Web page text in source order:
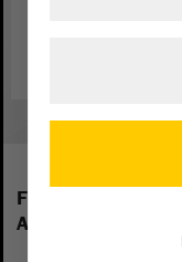
Folgende
Anhalt vertreten: